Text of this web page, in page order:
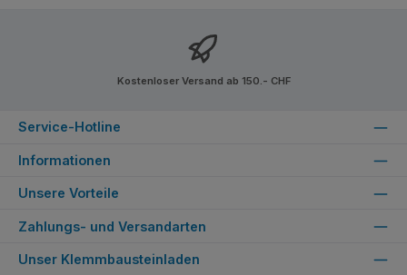
Kostenloser Versand ab 150.- CHF
Service-Hotline
Informationen
Unsere Vorteile
Zahlungs- und Versandarten
Unser Klemmbausteinladen